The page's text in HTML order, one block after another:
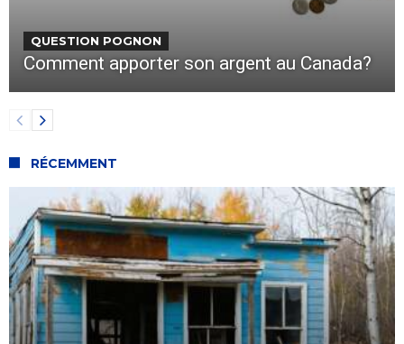
QUESTION POGNON
Comment apporter son argent au Canada?
RÉCEMMENT